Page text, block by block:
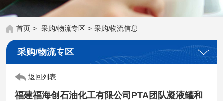
首页 > 采购/物流专区 > 采购/物流信息
采购/物流专区
返回列表
福建福海创石油化工有限公司PTA团队凝液罐和